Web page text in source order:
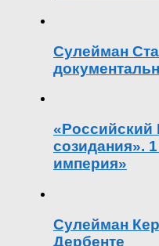
Сулейман
«Российский
созидания».
империя»
Сулейман
Дербенте